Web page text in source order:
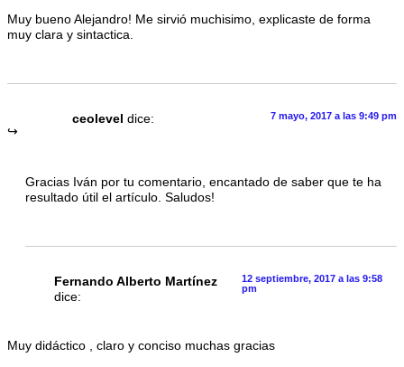
Muy bueno Alejandro! Me sirvió muchisimo, explicaste de forma
muy clara y sintactica.
ceolevel dice: 7 mayo, 2017 a las 9:49 pm
Gracias Iván por tu comentario, encantado de saber que te ha
resultado útil el artículo. Saludos!
Fernando Alberto Martínez
dice:
12 septiembre, 2017 a las 9:58
pm
Muy didáctico , claro y conciso muchas gracias